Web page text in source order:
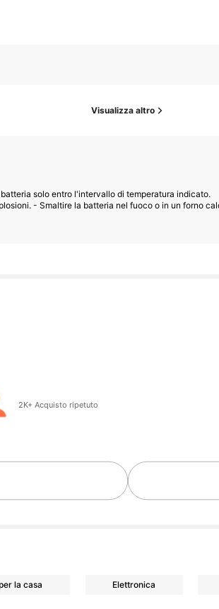
Visualizza altro
solo entro l'intervallo di temperatura indicato.
- Smaltire la batteria nel fuoco o in un forno
un'esplosione o la fuoriuscita di liquidi o gas
2K+ Acquisto ripetuto
la casa Elettronica